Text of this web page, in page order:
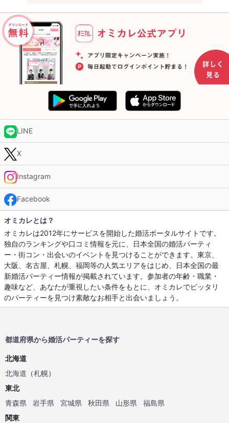
LINE
X
Instagram
Facebook
オミカレとは？
オミカレは2012年にサービスを開始した婚活ポータルサイトです。
独自のランキングや口コミ情報を元に、日本全国の婚活パーティ
ー・街コン・出会いのイベントを見つけることができます。東京、
大阪、名古屋、札幌、福岡等の人気エリアをはじめ、日本全国の最
新婚活パーティー情報が掲載されています。参加者の年齢・職業・
趣味など、あなたが重視したい条件をもとに、オミカレでピッタリ
のパーティーを見つけ素敵なお相手と出会いましょう。
都道府県から婚活パーティーを探す
北海道
北海道 （札幌）
東北
青森県
岩手県 宮城県 秋田県 山形県
福島県
関東